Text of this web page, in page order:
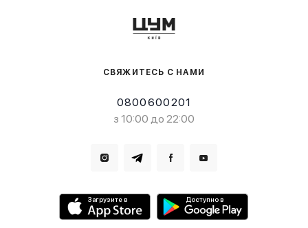
СВЯЖИТЕСЬ С НАМИ
0800600201
з 10:00 до 22:00
Загрузите в Доступно в